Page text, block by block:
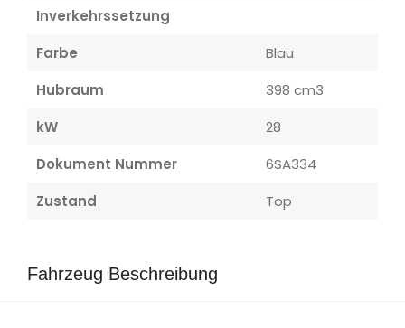
Inverkehrssetzung
Farbe
Blau
Hubraum
398 cm3
kW
28
Dokument Nummer
6SA334
Zustand
Top
Fahrzeug Beschreibung